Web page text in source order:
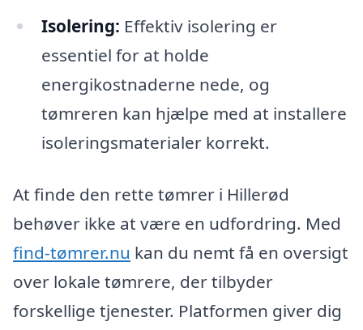
Isolering: Effektiv isolering er
essentiel for at holde
energikostnaderne nede, og
tømreren kan hjælpe med at installere
isoleringsmaterialer korrekt.
At finde den rette tømrer i Hillerød
behøver ikke at være en udfordring. Med
find-tømrer.nu kan du nemt få en oversigt
over lokale tømrere, der tilbyder
forskellige tjenester. Platformen giver dig